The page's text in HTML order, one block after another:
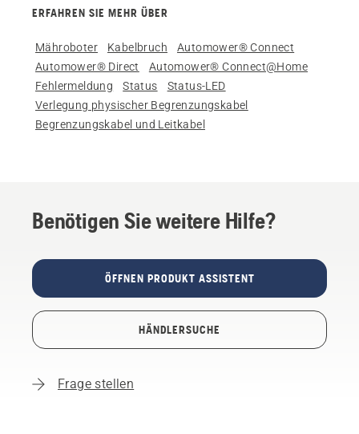
ERFAHREN SIE MEHR ÜBER
Mähroboter Kabelbruch
Automower® Connect
Automower® Direct
Automower® Connect@Home
Fehlermeldung
Status
Status-LED
Verlegung physischer Begrenzungskabel
Begrenzungskabel und Leitkabel
Benötigen Sie weitere Hilfe?
ÖFFNEN PRODUKT ASSISTENT
HÄNDLERSUCHE
Frage stellen